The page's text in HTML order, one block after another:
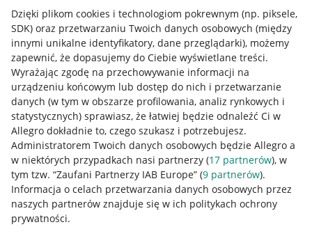
Dzięki plikom cookies i technologiom pokrewnym (np. piksele,
SDK) oraz przetwarzaniu Twoich danych osobowych (między
innymi unikalne identyfikatory, dane przeglądarki), możemy
zapewnić, że dopasujemy do Ciebie wyświetlane treści.
Wyrażając zgodę na przechowywanie informacji na
urządzeniu końcowym lub dostęp do nich i przetwarzanie
danych (w tym w obszarze profilowania, analiz rynkowych i
statystycznych) sprawiasz, że łatwiej będzie odnaleźć Ci w
Allegro dokładnie to, czego szukasz i potrzebujesz.
Administratorem Twoich danych osobowych będzie Allegro a
w niektórych przypadkach nasi partnerzy (17 partnerów), w
tym tzw. “Zaufani Partnerzy IAB Europe” (9 partnerów).
Informacja o celach przetwarzania danych osobowych przez
naszych partnerów znajduje się w ich politykach ochrony
prywatności.
Przydatne informacje
Jak to działa